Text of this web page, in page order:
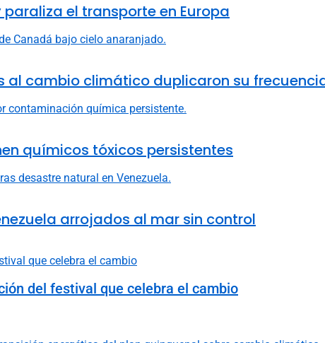
el transporte en Europa
al cambio climático duplicaron su
químicos tóxicos persistentes
arrojados al mar sin control
del festival que celebra el cambio